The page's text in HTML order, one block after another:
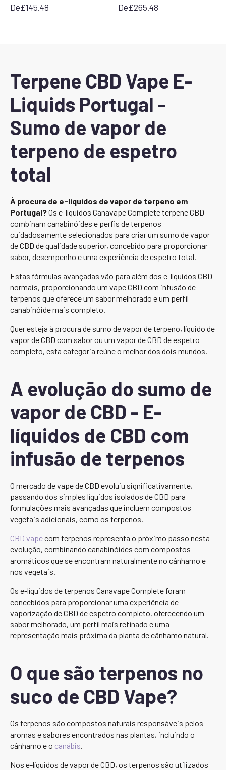
De£145.48 De£265.48
Terpene CBD Vape E-
Liquids Portugal -
Sumo de vapor de
terpeno de espetro
total
À procura de e-líquidos de vapor de terpeno em
Portugal?Os e-líquidos Canavape Complete terpene CBD
combinam canabinóides e perfis de terpenos
cuidadosamente selecionados para criar um sumo de vapor
de CBD de qualidade superior, concebido para proporcionar
sabor, desempenho e uma experiência de espetro total.
Estas fórmulas avançadas vão para além dos e-líquidos CBD
normais, proporcionando um vape CBD com infusão de
terpenos que oferece um sabor melhorado e um perfil
canabinóide mais completo.
Quer esteja à procura de sumo de vapor de terpeno, líquido de
vapor de CBD com sabor ou um vapor de CBD de espetro
completo, esta categoria reúne o melhor dos dois mundos.
A evolução do sumo de
vapor de CBD - E-
líquidos de CBD com
infusão de terpenos
O mercado de vape de CBD evoluiu significativamente,
passando dos simples líquidos isolados de CBD para
formulações mais avançadas que incluem compostos
vegetais adicionais, como os terpenos.
CBD vapecom terpenos representa o próximo passo nesta
evolução, combinando canabinóides com compostos
aromáticos que se encontram naturalmente no cânhamo e
nos vegetais.
Os e-líquidos de terpenos Canavape Complete foram
concebidos para proporcionar uma experiência de
vaporização de CBD de espetro completo, oferecendo um
sabor melhorado, um perfil mais refinado e uma
representação mais próxima da planta de cânhamo natural.
O que são terpenos no
suco de CBD Vape?
Os terpenos são compostos naturais responsáveis pelos
aromas e sabores encontrados nas plantas, incluindo o
cânhamo e o canábis.
Nos e-líquidos de vapor de CBD, os terpenos são utilizados